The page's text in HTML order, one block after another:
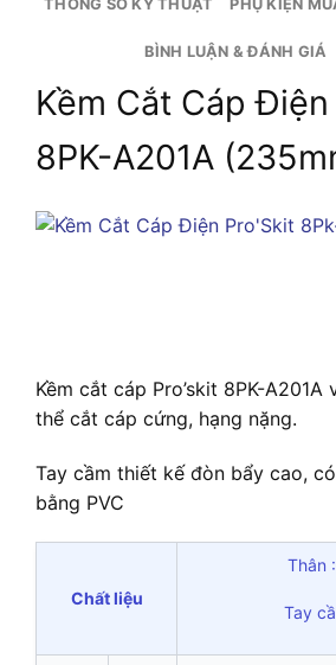
THÔNG SỐ KỸ THUẬT PHỤ KIỆN
BÌNH LUẬN & ĐÁNH GIÁ
Kềm Cắt Cáp Điện
8PK-A201A
Kềm cắt cáp Pro’skit 8PK-
thể cắt cáp cứng, hạng nặng.
Tay cầm thiết kế đòn bẩy cao,
bằng PVC
Chất liệu
Thân
Tay